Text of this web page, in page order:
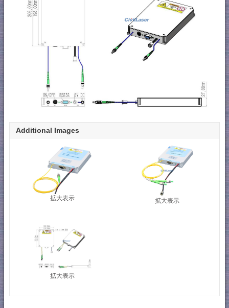
Additional Images
拡大表示 拡大表示
拡大表示